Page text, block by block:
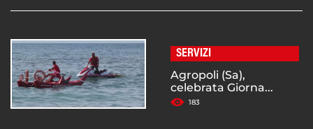
SERVIZI
Agropoli (Sa),
celebrata Giorna...
183